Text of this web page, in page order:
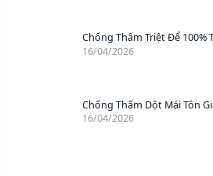
Chống Thấm Triệt Để 100%
16/04/2026
Chống Thấm Dột Mái Tôn
16/04/2026